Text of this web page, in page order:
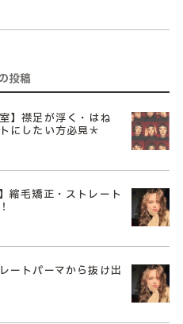
投稿
】襟足が浮く・はね
にしたい方必見＊
縮毛矯正・ストレート
ートパーマから抜け出